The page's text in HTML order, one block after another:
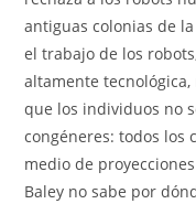
antiguas colonias de
el trabajo de los
altamente
que los individuos no
congéneres: todos los
medio de
Baley no sabe por